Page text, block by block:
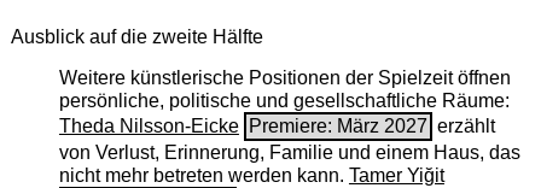
Ausblick auf die zweite Hälfte
Weitere künstlerische Positionen der Spielzeit öffnen
persönliche, politische und gesellschaftliche Räume:
Theda Nilsson-Eicke Premiere: März 2027 erzählt
von Verlust, Erinnerung, Familie und einem Haus, das
nicht mehr betreten werden kann. Tamer Yiğit